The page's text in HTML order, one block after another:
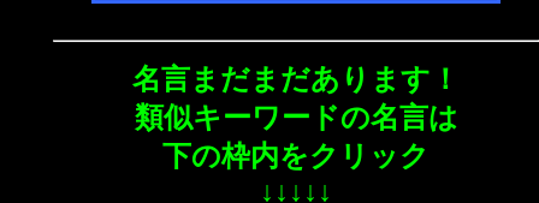
名言まだまだあります！
類似キーワードの名言は
下の枠内をクリック
↓↓↓↓↓